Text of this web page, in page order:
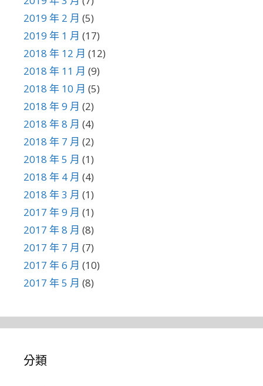
2019 年 2 月 (5)
2019 年 1 月 (17)
2018 年 12 月 (12)
2018 年 11 月 (9)
2018 年 10 月 (5)
2018 年 9 月 (2)
2018 年 8 月 (4)
2018 年 7 月 (2)
2018 年 5 月 (1)
2018 年 4 月 (4)
2018 年 3 月 (1)
2017 年 9 月 (1)
2017 年 8 月 (8)
2017 年 7 月 (7)
2017 年 6 月 (10)
2017 年 5 月 (8)
分類